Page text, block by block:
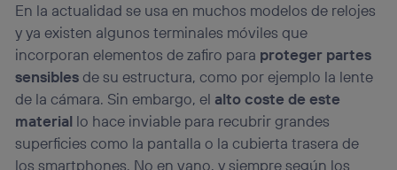
En la actualidad se usa en muchos modelos de relojes
y ya existen algunos terminales móviles que
incorporan elementos de zafiro para proteger partes
sensiblesde su estructura, como por ejemplo la lente
de la cámara. Sin embargo, el alto coste de este
material lo hace inviable para recubrir grandes
superficies como la pantalla o la cubierta trasera de
los smartphones. No en vano, y siempre según los